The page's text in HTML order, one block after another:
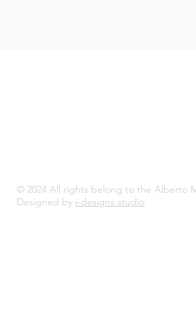
© 2024 All rights belong to the Alberto
Designed by i-designs.studio